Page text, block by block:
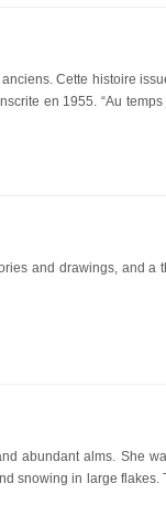
Cette histoire
en 1955. “Au
and drawings, and a
abundant alms. She
snowing in large flakes.